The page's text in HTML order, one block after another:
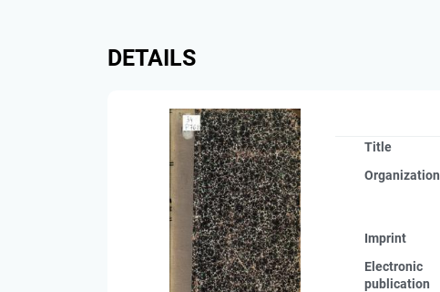
DETAILS
Title
Organization
Imprint
Electronic
publication